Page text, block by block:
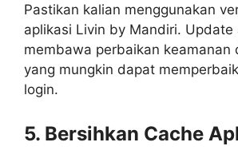
Pastikan kalian menggunakan
aplikasi Livin by Mandiri.
membawa perbaikan keamanan
yang mungkin dapat
login.
5. Bersihkan Cache